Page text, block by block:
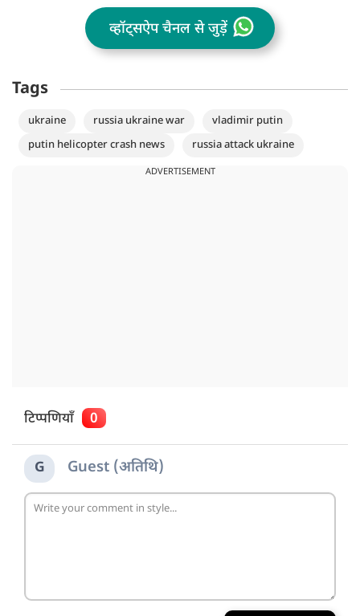
व्हॉट्सऐप चैनल से जुड़ें
Tags
ukraine russia ukraine war
vladimir putin
putin helicopter crash news
russia attack ukraine
ADVERTISEMENT
टिप्पणियाँ 0
G Guest (अतिथि)